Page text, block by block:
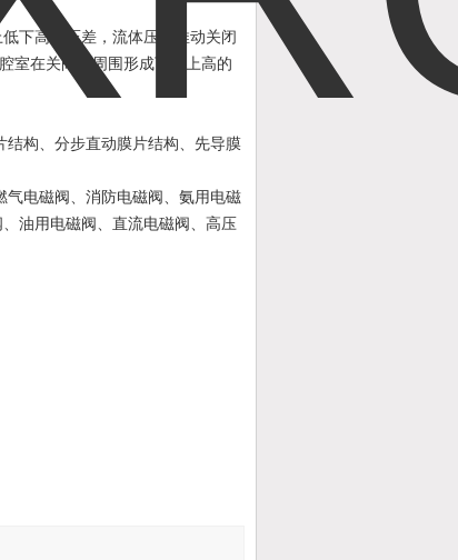
下高的压差，流体压力推动关闭
室在关阀件周围形成下低上高的
构、分步直动膜片结构、先导膜
电磁阀、消防电磁阀、氨用电磁
油用电磁阀、直流电磁阀、高压